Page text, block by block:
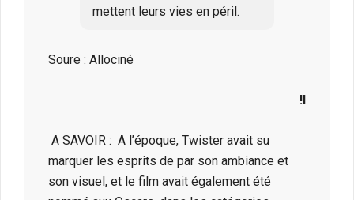
mettent leurs vies en péril.
Soure : Allociné
!l
A SAVOIR : A l’époque, Twister avait su
marquer les esprits de par son ambiance et
son visuel, et le film avait également été